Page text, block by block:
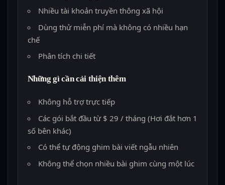
Nhiều tài khoản truyền thông xã hội
Dùng thử miễn phí mà không có nhiều hạn
chế
Phân tích chi tiết
Những gì cần cải thiện thêm
Không hỗ trợ trực tiếp
Các gói bắt đầu từ $ 29 / tháng (Hơi đắt hơn 1
số bên khác)
Có thể tự động ghim bài viết ngẫu nhiên
Không thể chọn nhiều bài ghim cùng một lúc